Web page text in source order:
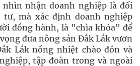
nhận doanh nghiệp là đối
mà xác định doanh nghiệp
đồng hành, là "chìa khóa" để
đưa nông sản Đắk Lắk vươn
Lắk nồng nhiệt chào đón và
tập đoàn trong và ngoài